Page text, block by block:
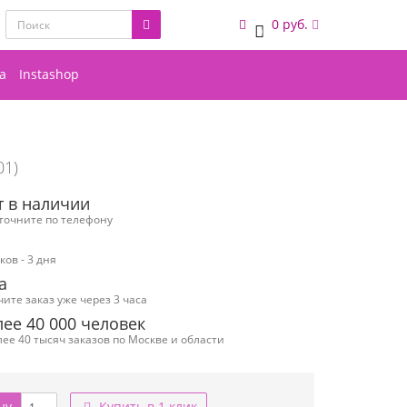
0 0 руб.
Instashop
в наличии
по телефону
- 3 дня
заказ уже через 3 часа
40 000 человек
40 тысяч заказов по Москве и области